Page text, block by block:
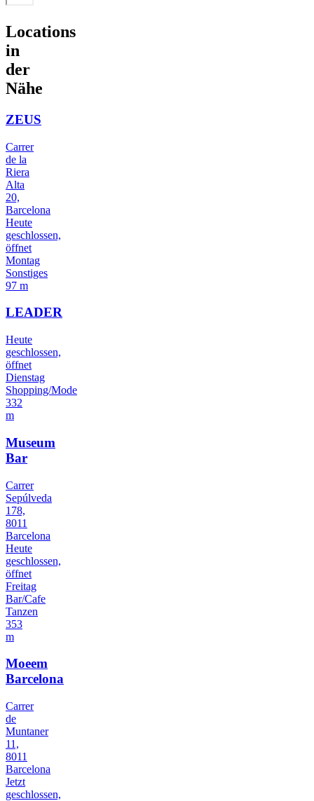
Locations
in
der
Nähe
ZEUS
Carrer
de la
Riera
Alta
20,
Barcelona
Heute
geschlossen,
öffnet
Montag
Sonstiges
97 m
LEADER
Heute
geschlossen,
öffnet
Dienstag
Shopping/Mode
332
m
Museum
Bar
Carrer
Sepúlveda
178,
8011
Barcelona
Heute
geschlossen,
öffnet
Freitag
Bar/Cafe
Tanzen
353
m
Moeem
Barcelona
Carrer
de
Muntaner
11,
8011
Barcelona
Jetzt
geschlossen,